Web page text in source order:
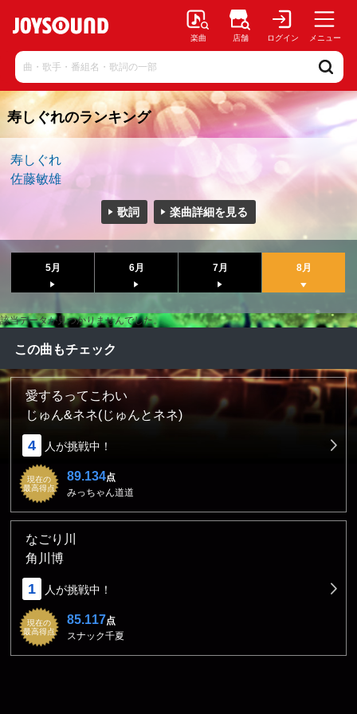
楽曲 店舗 ログイン メニュー
寿しぐれのランキング
寿しぐれ
佐藤敏雄
歌詞 楽曲詳細を見る
5月 6月 7月 8月
該当データが見つかりませんでした。
この曲もチェック
愛するってこわい
じゅん&ネネ(じゅんとネネ)
4 人が挑戦中！
現在の
最高得点
89.134点
みっちゃん道道
なごり川
角川博
1 人が挑戦中！
現在の
最高得点
85.117点
スナック千夏